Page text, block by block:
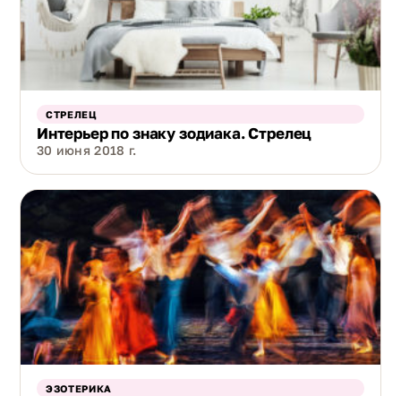
СТРЕЛЕЦ
Интерьер по знаку зодиака. Стрелец
30 июня 2018 г.
ЭЗОТЕРИКА